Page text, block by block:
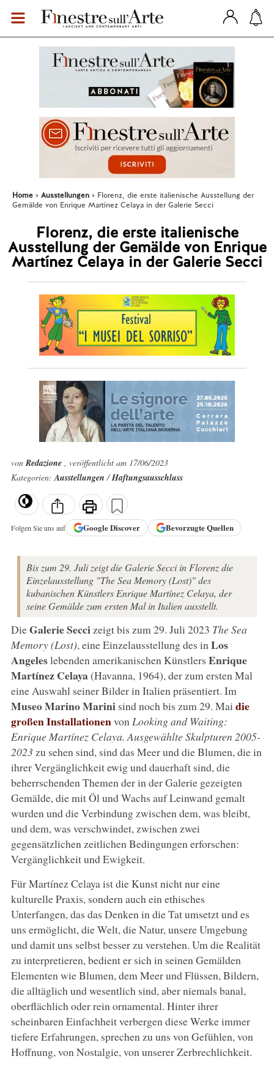
Home Ausstellungen
Florenz, die erste italienische Ausstellung der
Gemälde von Enrique Martínez Celaya in der Galerie Secci
Florenz, die erste italienische
Ausstellung der Gemälde von Enrique
Martínez Celaya in der Galerie Secci
vonRedazione , veröffentlicht am 17/06/2023
Kategorien:Ausstellungen/Haftungsausschluss
Folgen Sie uns auf GoogleDiscover Bevorzugte Quellen
Bis zum 29. Juli zeigt die Galerie Secci in Florenz die
Einzelausstellung "The Sea Memory (Lost)" des
kubanischen Künstlers Enrique Martínez Celaya, der
seine Gemälde zum ersten Mal in Italien ausstellt.
DieGalerie Secci zeigt bis zum 29. Juli 2023 The Sea
Memory (Lost), eine Einzelausstellung des in Los
Angeleslebenden amerikanischen Künstlers Enrique
Martínez Celaya(Havanna, 1964), der zum ersten Mal
eine Auswahl seiner Bilder in Italien präsentiert. Im
Museo Marino Marini sind noch bis zum 29. Mai die
großen Installationenvon Looking and Waiting:
Enrique Martínez Celaya. Ausgewählte Skulpturen 2005-
2023 zu sehen sind, sind das Meer und die Blumen, die in
ihrer Vergänglichkeit ewig und dauerhaft sind, die
beherrschenden Themen der in der Galerie gezeigten
Gemälde, die mit Öl und Wachs auf Leinwand gemalt
wurden und die Verbindung zwischen dem, was bleibt,
und dem, was verschwindet, zwischen zwei
gegensätzlichen zeitlichen Bedingungen erforschen:
Vergänglichkeit und Ewigkeit.
Für Martínez Celaya ist die Kunst nicht nur eine
kulturelle Praxis, sondern auch ein ethisches
Unterfangen, das das Denken in die Tat umsetzt und es
uns ermöglicht, die Welt, die Natur, unsere Umgebung
und damit uns selbst besser zu verstehen. Um die Realität
zu interpretieren, bedient er sich in seinen Gemälden
Elementen wie Blumen, dem Meer und Flüssen, Bildern,
die alltäglich und wesentlich sind, aber niemals banal,
oberflächlich oder rein ornamental. Hinter ihrer
scheinbaren Einfachheit verbergen diese Werke immer
tiefere Erfahrungen, sprechen zu uns von Gefühlen, von
Hoffnung, von Nostalgie, von unserer Zerbrechlichkeit.